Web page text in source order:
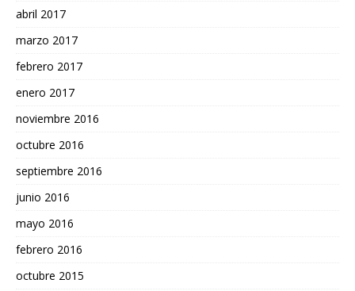
abril 2017
marzo 2017
febrero 2017
enero 2017
noviembre 2016
octubre 2016
septiembre 2016
junio 2016
mayo 2016
febrero 2016
octubre 2015